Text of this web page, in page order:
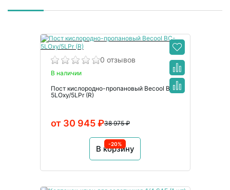
0 отзывов
В наличии
Пост кислородно-пропановый Becool BC-
5LOxy/5LPr (R)
38 975 ₽
от 30 945 ₽
В корзину
-20%